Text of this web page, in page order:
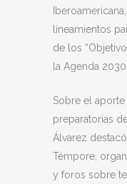
lineamientos
de los
la Agenda
Sobre el
preparatorias
Álvarez
Témpore,
y foros sobre